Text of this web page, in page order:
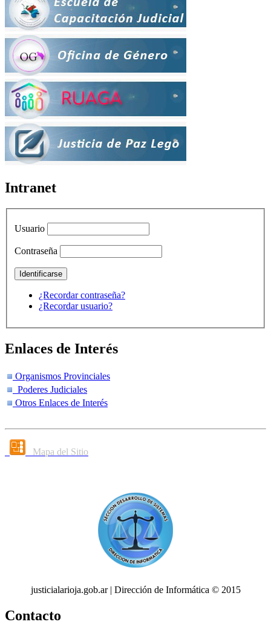
Intranet
Usuario
Contraseña
¿Recordar contraseña?
¿Recordar usuario?
Enlaces de Interés
Organismos Provinciales
Poderes Judiciales
Otros Enlaces de Interés
Mapa del Sitio
justicialarioja.gob.ar | Dirección de Informática © 2015
Contacto